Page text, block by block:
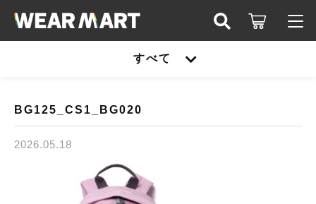
すべて
BG125_CS1_BG020
2026.05.18
ログイン / 会員登録
お知らせ
お気に入り
TRUSS
キーワード検索